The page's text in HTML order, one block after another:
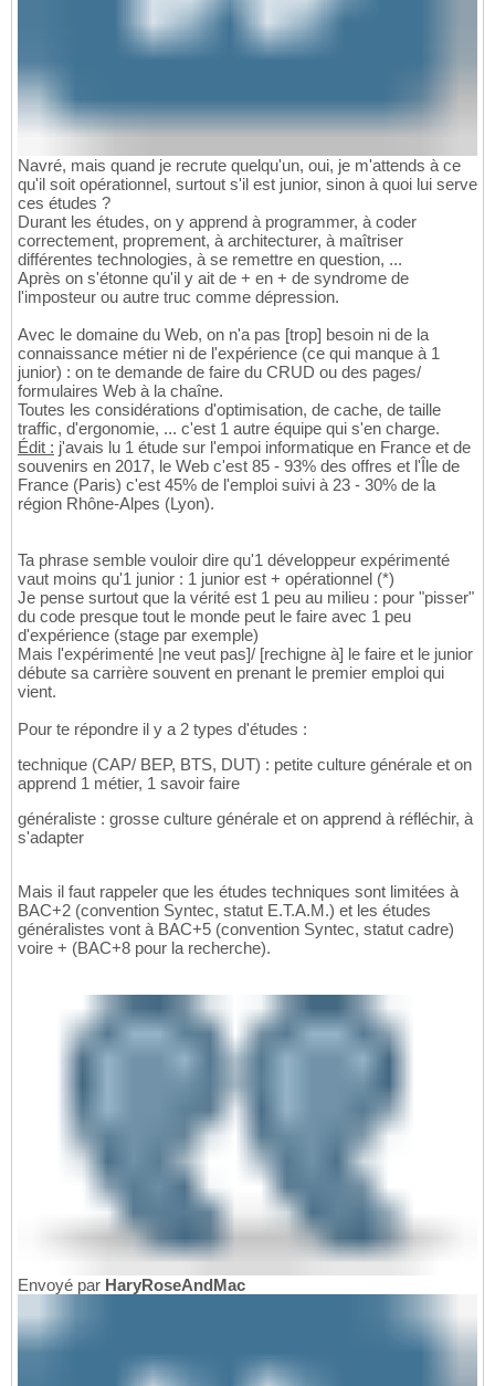
Navré, mais quand je recrute quelqu'un, oui, je m'attends à ce
qu'il soit opérationnel, surtout s'il est junior, sinon à quoi lui serve
ces études ?
Durant les études, on y apprend à programmer, à coder
correctement, proprement, à architecturer, à maîtriser
différentes technologies, à se remettre en question, ...
Après on s'étonne qu'il y ait de + en + de syndrome de
l'imposteur ou autre truc comme dépression.
Avec le domaine du Web, on n'a pas [trop] besoin ni de la
connaissance métier ni de l'expérience (ce qui manque à 1
junior) : on te demande de faire du CRUD ou des pages/
formulaires Web à la chaîne.
Toutes les considérations d'optimisation, de cache, de taille
traffic, d'ergonomie, ... c'est 1 autre équipe qui s'en charge.
Édit : j'avais lu 1 étude sur l'empoi informatique en France et de
souvenirs en 2017, le Web c'est 85 - 93% des offres et l'Île de
France (Paris) c'est 45% de l'emploi suivi à 23 - 30% de la
région Rhône-Alpes (Lyon).
Ta phrase semble vouloir dire qu'1 développeur expérimenté
vaut moins qu'1 junior : 1 junior est + opérationnel (*)
Je pense surtout que la vérité est 1 peu au milieu : pour "pisser"
du code presque tout le monde peut le faire avec 1 peu
d'expérience (stage par exemple)
Mais l'expérimenté |ne veut pas]/ [rechigne à] le faire et le junior
débute sa carrière souvent en prenant le premier emploi qui
vient.
Pour te répondre il y a 2 types d'études :
technique (CAP/ BEP, BTS, DUT) : petite culture générale et on
apprend 1 métier, 1 savoir faire
généraliste : grosse culture générale et on apprend à réfléchir, à
s'adapter
Mais il faut rappeler que les études techniques sont limitées à
BAC+2 (convention Syntec, statut E.T.A.M.) et les études
généralistes vont à BAC+5 (convention Syntec, statut cadre)
voire + (BAC+8 pour la recherche).
Envoyé par HaryRoseAndMac